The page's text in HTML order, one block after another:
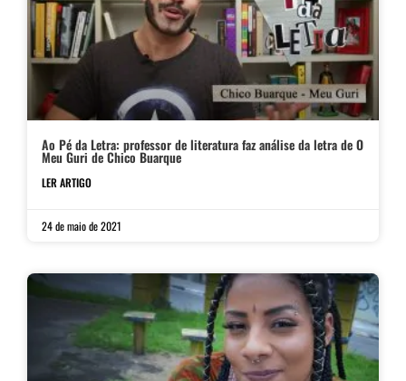
Ao Pé da Letra: professor de literatura faz análise da letra de O
Meu Guri de Chico Buarque
LER ARTIGO
24 de maio de 2021